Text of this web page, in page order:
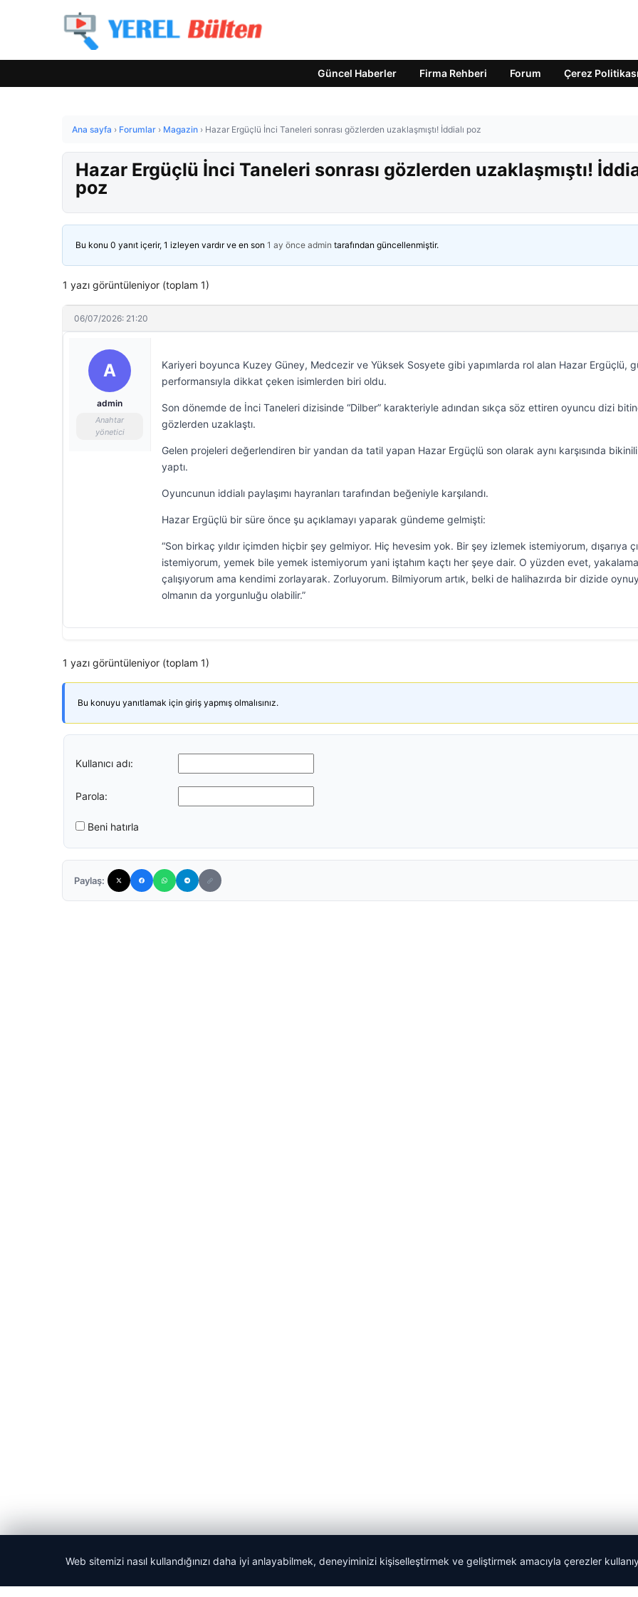
Güncel Haberler Firma Rehberi Forum Çerez Politikası
Ana sayfa › Forumlar › Magazin › Hazar Ergüçlü İnci Taneleri sonrası gözlerden uzaklaşmıştı! İddialı poz
Hazar Ergüçlü İnci Taneleri sonrası gözlerden uzaklaşmıştı!
poz
Bu konu 0 yanıt içerir, 1 izleyen vardır ve en son 1 ay önce admin tarafından güncellenmiştir.
1 yazı görüntüleniyor (toplam 1)
06/07/2026: 21:20
A
admin
Anahtar
yönetici
Kariyeri boyunca Kuzey Güney, Medcezir ve Yüksek Sosyete gibi yapımlarda rol alan Hazar Ergüçlü,
performansıyla dikkat çeken isimlerden biri oldu.
Son dönemde de İnci Taneleri dizisinde “Dilber” karakteriyle adından sıkça söz ettiren oyuncu dizi
gözlerden uzaklaştı.
Gelen projeleri değerlendiren bir yandan da tatil yapan Hazar Ergüçlü son olarak aynı karşısında
yaptı.
Oyuncunun iddialı paylaşımı hayranları tarafından beğeniyle karşılandı.
Hazar Ergüçlü bir süre önce şu açıklamayı yaparak gündeme gelmişti:
“Son birkaç yıldır içimden hiçbir şey gelmiyor. Hiç hevesim yok. Bir şey izlemek istemiyorum, dışarıya
istemiyorum, yemek bile yemek istemiyorum yani iştahım kaçtı her şeye dair. O yüzden evet,
çalışıyorum ama kendimi zorlayarak. Zorluyorum. Bilmiyorum artık, belki de halihazırda bir dizide
olmanın da yorgunluğu olabilir.”
1 yazı görüntüleniyor (toplam 1)
Bu konuyu yanıtlamak için giriş yapmış olmalısınız.
Kullanıcı adı:
Parola:
Beni hatırla
Paylaş:
Web sitemizi nasıl kullandığınızı daha iyi anlayabilmek, deneyiminizi kişiselleştirmek ve geliştirmek amacıyla çerezler